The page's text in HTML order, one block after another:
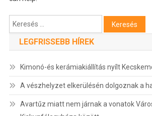
Keresés:
LEGFRISSEBB HÍREK
Kimonó-és kerámiakiállítás nyílt
A vészhelyzet elkerülésén dolgoznak a
Avartűz miatt nem járnak a vonatok